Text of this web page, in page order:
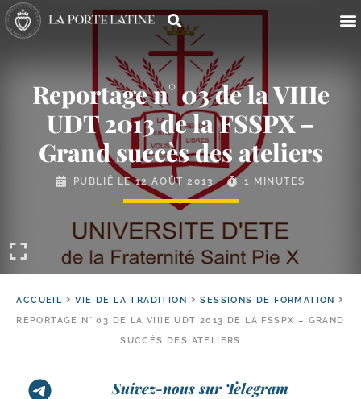
Reportage n° 03 de la VIIIe
UDT 2013 de la FSSPX –
Grand succès des ateliers
PUBLIÉ LE12 AOÛT 2013 1 MINUTES
ACCUEIL VIE DE LA TRADITION
SESSIONS DE FORMATION
REPORTAGE N° 03 DE LA VIIIE UDT 2013 DE LA FSSPX – GRAND
SUCCÈS DES ATELIERS
Suivez-nous sur Telegram